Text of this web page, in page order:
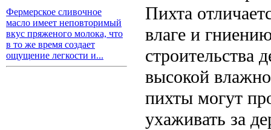
Фермерское сливочное
масло имеет неповторимый
вкус пряженого молока, что
в то же время создает
ощущение легкости и...
Пихта
влаге и
строительства
высокой
пихты могут
ухаживать за